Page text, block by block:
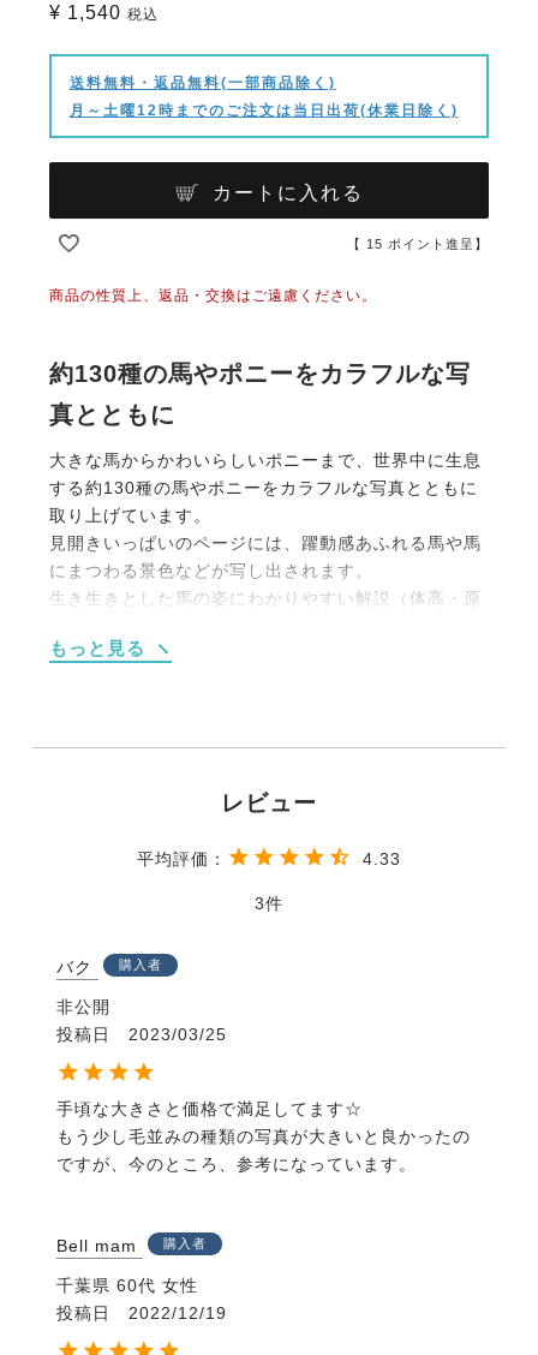
¥ 1,540 税込
送料無料・返品無料(一部商品除く)
月～土曜12時までのご注文は当日出荷(休業日除く)
カートに入れる
【 15 ポイント進呈】
商品の性質上、返品・交換はご遠慮ください。
約130種の馬やポニーをカラフルな写
真とともに
大きな馬からかわいらしいポニーまで、世界中に生息
する約130種の馬やポニーをカラフルな写真とともに
取り上げています。
見開きいっぱいのページには、躍動感あふれる馬や馬
にまつわる景色などが写し出されます。
生き生きとした馬の姿にわかりやすい解説（体高・原
馬にまつわるいろいろな話題や記録も紹介します。
行動とコミュニケーション
■ポニー
ポニーってどんな馬？
ポニー
■軽種馬
軽種馬
■重種馬
重種馬ってどんな馬？
タイプ
有名な馬
馬まめ知識
用語解説
もっと見る
4.33
3
バク 購入者
非公開
投稿日
2023/03/25
手頃な大きさと価格で満足してます☆
もう少し毛並みの種類の写真が大きいと良かったの
ですが、今のところ、参考になっています。
Bell mam 購入者
千葉県 60代 女性
投稿日
2022/12/19